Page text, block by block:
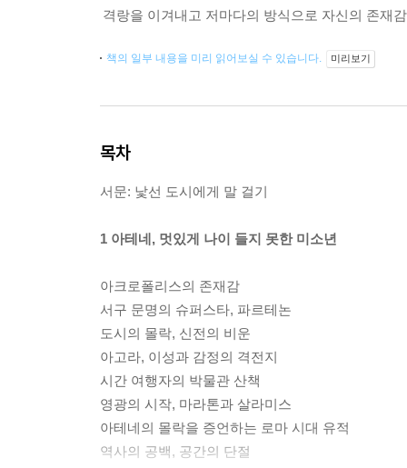
격랑을 이겨내고 저마다의 방식으로 자신의 존재
책의 일부 내용을 미리 읽어보실 수 있습니다. 미리보기
목차
서문: 낯선 도시에게 말 걸기
1 아테네, 멋있게 나이 들지 못한 미소년
아크로폴리스의 존재감
서구 문명의 슈퍼스타, 파르테논
도시의 몰락, 신전의 비운
아고라, 이성과 감정의 격전지
시간 여행자의 박물관 산책
영광의 시작, 마라톤과 살라미스
아테네의 몰락을 증언하는 로마 시대 유적
역사의 공백, 공간의 단절